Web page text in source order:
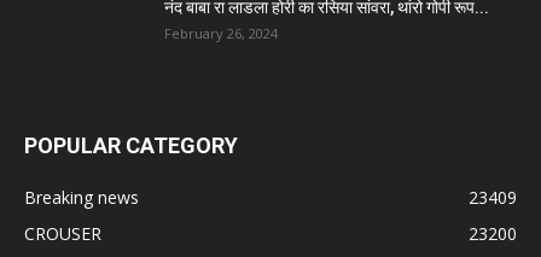
नंद बाबा रा लाडला होरी का रसिया सांवरा, थांरो गोपी रूप...
February 26, 2024
POPULAR CATEGORY
Breaking news
23409
CROUSER
23200